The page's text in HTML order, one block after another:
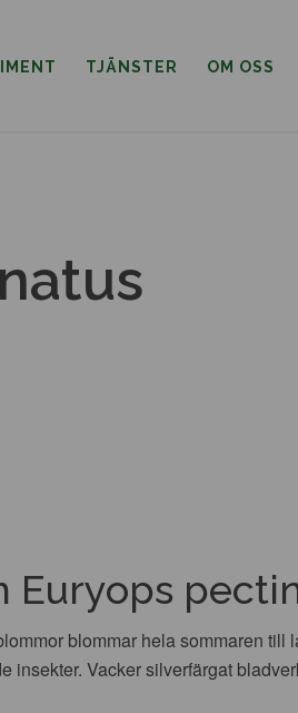
TJÄNSTER OM OSS
Euryops
blommar hela sommaren till
insekter. Vacker silverfärgat